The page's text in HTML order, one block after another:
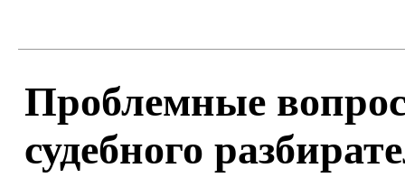
Проблемные
судебного